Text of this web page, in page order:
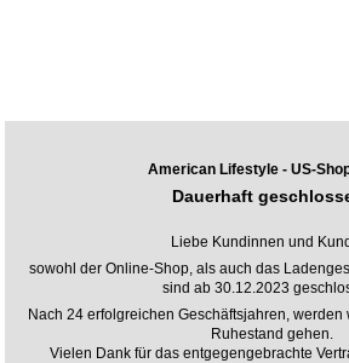
American Lifestyle - US-
Dauerhaft
Liebe Kundinnen und
sowohl der Online-Shop, als auch das
sind ab 30.12.2023
Nach 24 erfolgreichen Geschäftsjahren,
Ruhestand gehen.
Vielen Dank für das entgegengebrachte